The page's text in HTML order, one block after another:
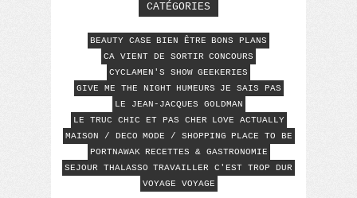
CATÉGORIES
BEAUTY CASE BIEN ÊTRE
BONS PLANS
CA VIENT DE SORTIR CONCOURS
CYCLAMEN'S SHOW GEEKERIES
GIVE ME THE NIGHT
HUMEURS
JE SAIS PAS
LE JEAN-JACQUES GOLDMAN
LE TRUC CHIC ET PAS CHER
LOVE ACTUALLY
MAISON / DECO
MODE / SHOPPING
PLACE TO BE
PORTNAWAK
RECETTES & GASTRONOMIE
SEJOUR THALASSO TRAVAILLER C'EST TROP DUR
VOYAGE VOYAGE